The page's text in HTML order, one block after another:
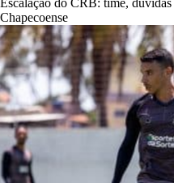
Escalação do CRB: time,
Chapecoense